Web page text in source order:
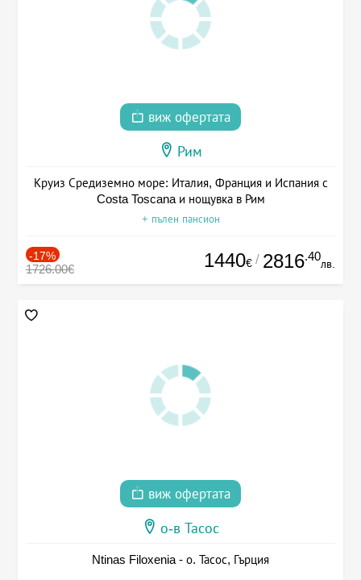
виж офертата
Рим
Круиз Средиземно море: Италия, Франция и Испания с
Costa Toscana и нощувка в Рим
+ пълен пансион
-17%
1726.00€ 1440€ / 2816.40
лв.
виж офертата
о-в Тасос
Ntinas Filoxenia - о. Тасос, Гърция